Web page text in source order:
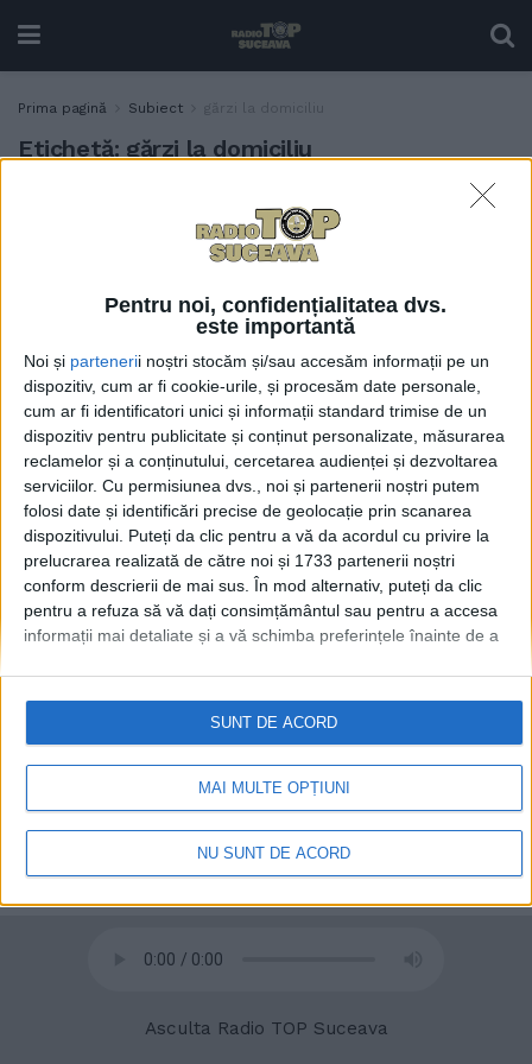
Pentru noi, confidențialitatea dvs.
este importantă
Noi și partenerii noștri stocăm și/sau accesăm informații pe un
dispozitiv, cum ar fi cookie-urile, și procesăm date personale,
cum ar fi identificatori unici și informații standard trimise de un
dispozitiv pentru publicitate și conținut personalizate, măsurarea
reclamelor și a conținutului, cercetarea audienței și dezvoltarea
serviciilor. Cu permisiunea dvs., noi și partenerii noștri putem
folosi date și identificări precise de geolocație prin scanarea
dispozitivului. Puteți da clic pentru a vă da acordul cu privire la
prelucrarea realizată de către noi și 1733 partenerii noștri
conform descrierii de mai sus. În mod alternativ, puteți da clic
pentru a refuza să vă dați consimțământul sau pentru a accesa
informații mai detaliate și a vă schimba preferințele înainte de a
retrageți consimțământul în orice moment, revenind la acest site
și făcând clic pe butonul "Confidențialitate" din partea de jos a
paginii web.
MAI MULTE OPȚIUNI
NU SUNT DE ACORD
SUNT DE ACORD
Prima pagină Subiect gărzi la domiciliu
Etichetă: gărzi la domiciliu
Medicul Sorin Hîncu: E
corect ca gărzile să fie
plătite în funcție de
acestea să fie adăugate la
vechimea în muncă
11 IANUARIE, 2026
Asculta Radio TOP Suceava